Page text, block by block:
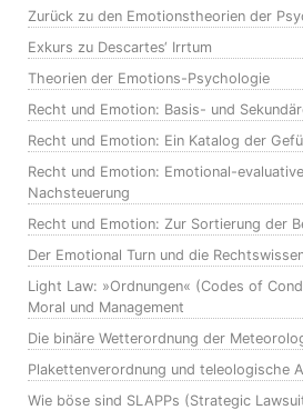
Zurück zu den Emotionstheorien der
Exkurs zu Descartes‘ Irrtum
Theorien der Emotions-Psychologie
Recht und Emotion: Basis- und
Recht und Emotion: Ein Katalog der
Recht und Emotion: Emotional-
Nachsteuerung
Recht und Emotion: Zur Sortierung der
Der Emotional Turn und die
Light Law: »Ordnungen« (Codes of
Moral und Management
Die binäre Wetterordnung der
Plakettenverordnung und teleologische
Wie böse sind SLAPPs (Strategic